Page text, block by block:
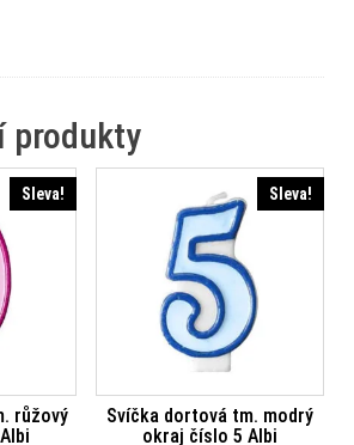
produkty
Sleva!
růžový
Sleva!
Svíčka dortová tm. modrý
okraj číslo 5 Albi